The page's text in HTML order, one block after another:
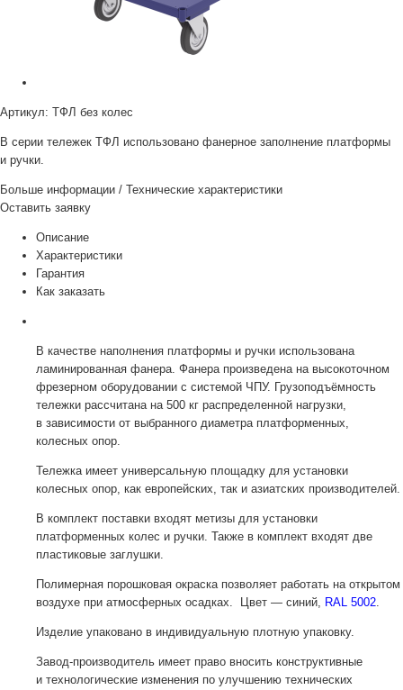
Артикул: ТФЛ без колес
В серии тележек ТФЛ использовано фанерное заполнение платформы
и ручки.
Больше информации / Технические характеристики
Оставить заявку
Описание
Характеристики
Гарантия
Как заказать
В качестве наполнения платформы и ручки использована
ламинированная фанера. Фанера произведена на высокоточном
фрезерном оборудовании с системой ЧПУ. Грузоподъёмность
тележки рассчитана на 500 кг распределенной нагрузки,
в зависимости от выбранного диаметра платформенных,
колесных опор.
Тележка имеет универсальную площадку для установки
колесных опор, как европейских, так и азиатских производителей.
В комплект поставки входят метизы для установки
платформенных колес и ручки. Также в комплект входят две
пластиковые заглушки.
Полимерная порошковая окраска позволяет работать на открытом
воздухе при атмосферных осадках. Цвет — синий,
RAL 5002
Изделие упаковано в индивидуальную плотную упаковку.
Завод-производитель имеет право вносить конструктивные
и технологические изменения по улучшению технических